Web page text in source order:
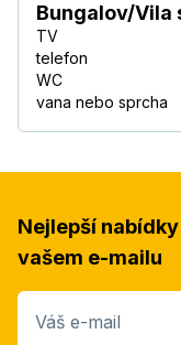
Bungalov/Vila
TV
telefon
WC
vana nebo sprcha
Nejlepší
vašem e-mailu
Váš e-mail